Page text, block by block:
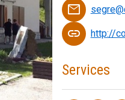
email
link http://
Services